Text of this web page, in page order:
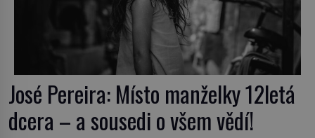
José Pereira: Místo manželky 12letá
dcera – a sousedi o všem vědí!